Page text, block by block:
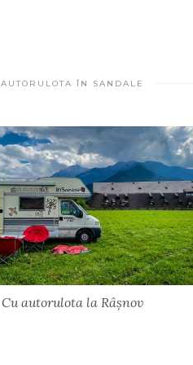
AUTORULOTA ÎN SANDALE
Cu autorulota la Râșnov